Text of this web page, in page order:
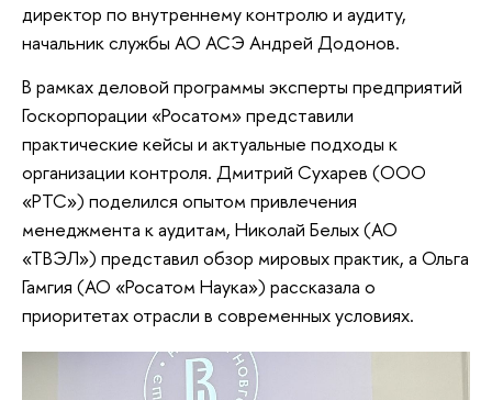
директор по внутреннему контролю и аудиту,
начальник службы АО АСЭ Андрей Додонов.
В рамках деловой программы эксперты предприятий
Госкорпорации «Росатом» представили
практические кейсы и актуальные подходы к
организации контроля. Дмитрий Сухарев (ООО
«РТС») поделился опытом привлечения
менеджмента к аудитам, Николай Белых (АО
«ТВЭЛ») представил обзор мировых практик, а Ольга
Гамгия (АО «Росатом Наука») рассказала о
приоритетах отрасли в современных условиях.